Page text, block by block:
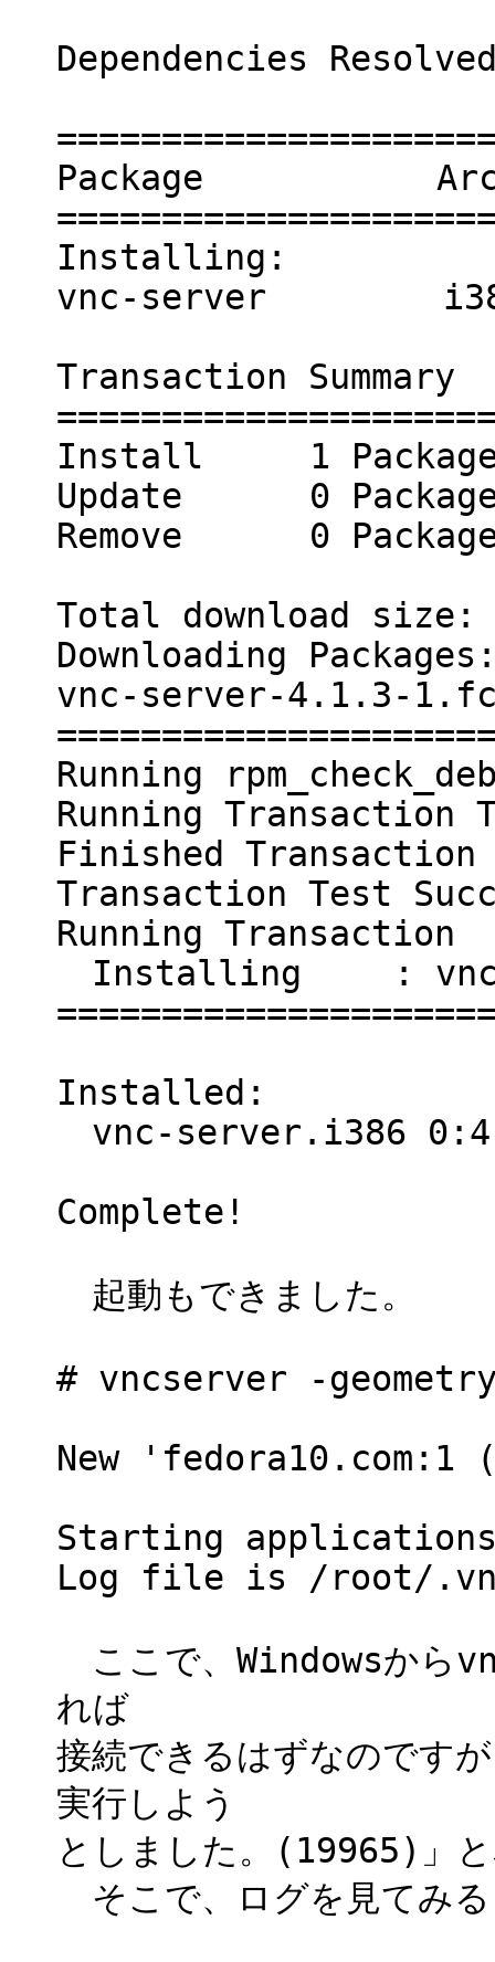
Dependencies
Package
Installing:
vnc-server
Transaction Summary
Install 1
Update 0
Remove 0
Total download size:
Downloading
vnc-server-
Running
Running Transaction
Finished Transaction
Transaction Test
Running Transaction
Installed:
vnc-
Complete!
起動もできました。
# vncserver -
New
Starting
Log file is /root/
ここで、Windowsから
れば
接続できるはずなのです
実行しよう
としました。(19965)」
そこで、ログを見てみ